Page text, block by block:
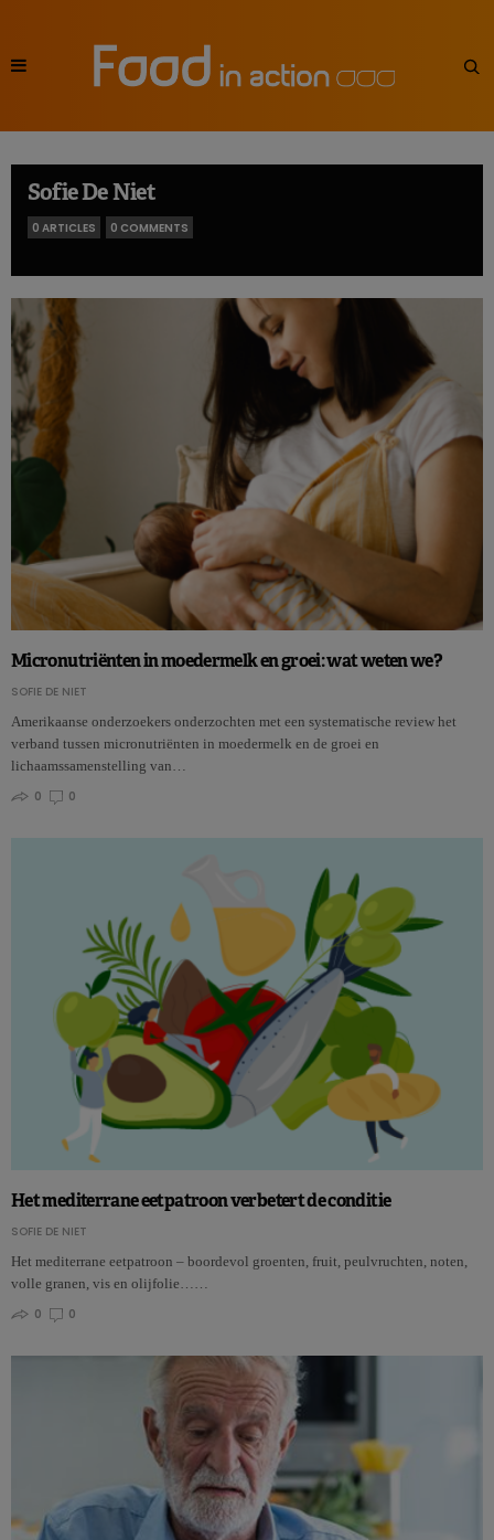
Sofie De Niet
0 ARTICLES 0 COMMENTS
Micronutriënten in moedermelk en groei: wat weten we?
SOFIE DE NIET
Amerikaanse onderzoekers onderzochten met een systematische review het
verband tussen micronutriënten in moedermelk en de groei en
lichaamssamenstelling van…
0
0
Het mediterrane eetpatroon verbetert de conditie
SOFIE DE NIET
Het mediterrane eetpatroon – boordevol groenten, fruit, peulvruchten, noten,
volle granen, vis en olijfolie……
0
0